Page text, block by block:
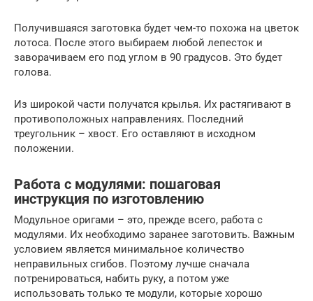
Получившаяся заготовка будет чем-то похожа на цветок
лотоса. После этого выбираем любой лепесток и
заворачиваем его под углом в 90 градусов. Это будет
голова.
Из широкой части получатся крылья. Их растягивают в
противоположных направлениях. Последний
треугольник – хвост. Его оставляют в исходном
положении.
Работа с модулями: пошаговая
инструкция по изготовлению
Модульное оригами – это, прежде всего, работа с
модулями. Их необходимо заранее заготовить. Важным
условием является минимальное количество
неправильных сгибов. Поэтому лучше сначала
потренироваться, набить руку, а потом уже
использовать только те модули, которые хорошо